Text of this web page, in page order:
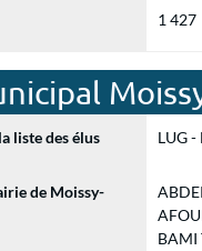
1 427
liste des élus LUG
de Moissy-
BAMI